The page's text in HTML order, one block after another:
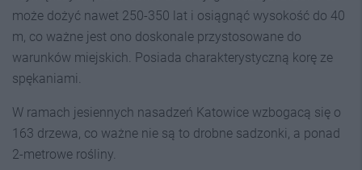
może dożyć nawet 250-350 lat i osiągnąć wysokość do 40
m, co ważne jest ono doskonale przystosowane do
warunków miejskich. Posiada charakterystyczną korę ze
spękaniami.
W ramach jesiennych nasadzeń Katowice wzbogacą się o
163 drzewa, co ważne nie są to drobne sadzonki, a ponad
2-metrowe rośliny.